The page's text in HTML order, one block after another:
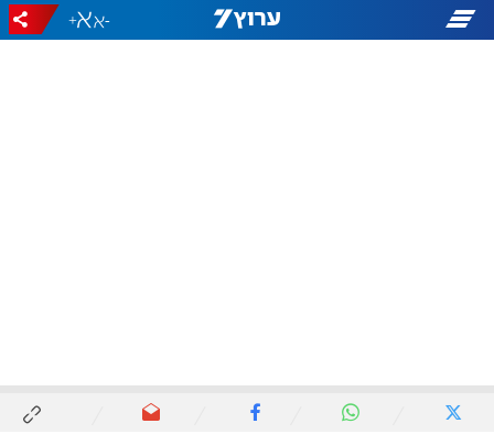
-
+